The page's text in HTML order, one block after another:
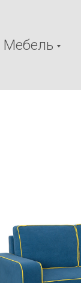
Мебель